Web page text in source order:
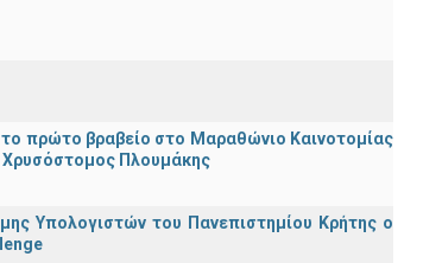
πρώτο βραβείο στο Μαραθώνιο Καινοτομίας
Χρυσόστομος Πλουμάκης
Υπολογιστών του Πανεπιστημίου Κρήτης ο